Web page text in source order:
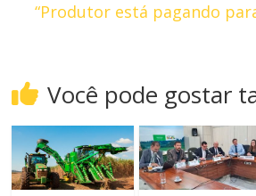
“Produtor está pagando
Você pode gostar